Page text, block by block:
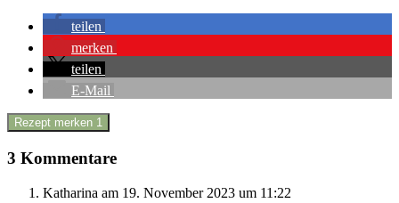
teilen
merken
teilen
E-Mail
Rezept merken 1
3 Kommentare
Katharina am 19. November 2023 um 11:22